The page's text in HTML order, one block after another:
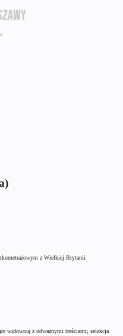
z Wielkiej Brytanii
widownię z odważnymi treściami; selekcja